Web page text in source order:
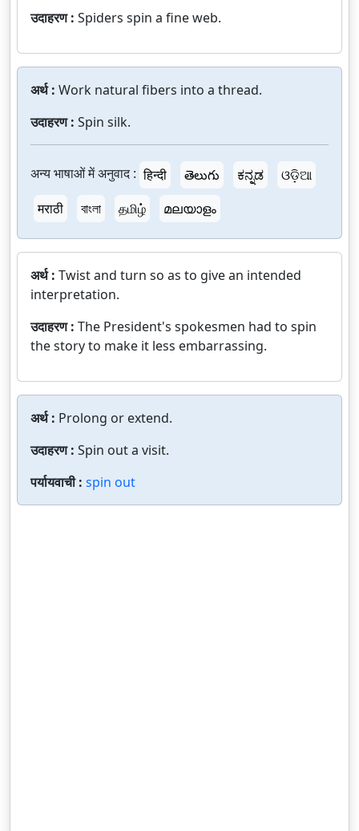
उदाहरण : Spiders spin a fine web.
अर्थ : Work natural fibers into a thread.
उदाहरण : Spin silk.
अन्य भाषाओं में अनुवाद : हिन्दी తెలుగు ಕನ್ನಡ
ଓଡ଼ିଆ
मराठी
বাংলা தமிழ் മലയാളം
अर्थ : Twist and turn so as to give an intended
interpretation.
उदाहरण : The President's spokesmen had to spin
the story to make it less embarrassing.
अर्थ : Prolong or extend.
उदाहरण : Spin out a visit.
पर्यायवाची : spin out